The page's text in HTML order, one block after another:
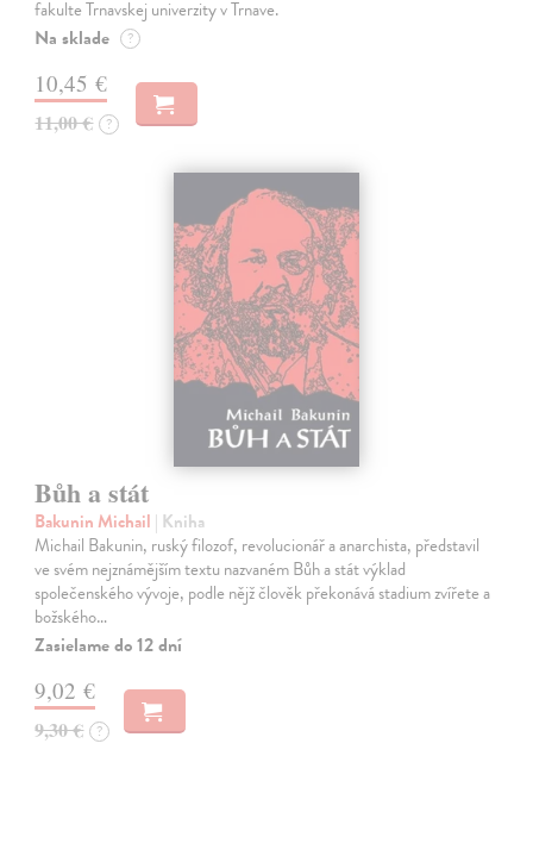
fakulte Trnavskej univerzity v Trnave.
Na sklade ?
10,45 €
11,00 € ?
Bůh a stát
Bakunin Michail | Kniha
Michail Bakunin, ruský filozof, revolucionář a anarchista, představil
ve svém nejznámějším textu nazvaném Bůh a stát výklad
společenského vývoje, podle nějž člověk překonává stadium zvířete a
božského…
Zasielame do 12 dní
9,02 €
9,30 € ?